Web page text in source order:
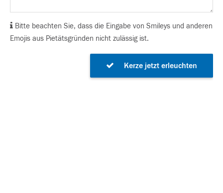
Bitte beachten Sie, dass die Eingabe von Smileys und anderen
Emojis aus Pietätsgründen nicht zulässig ist.
Kerze jetzt erleuchten